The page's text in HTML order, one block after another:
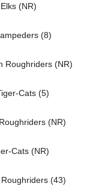
(NR)
(8)
Roughriders (NR)
Cats (5)
(NR)
Cats (NR)
(43)